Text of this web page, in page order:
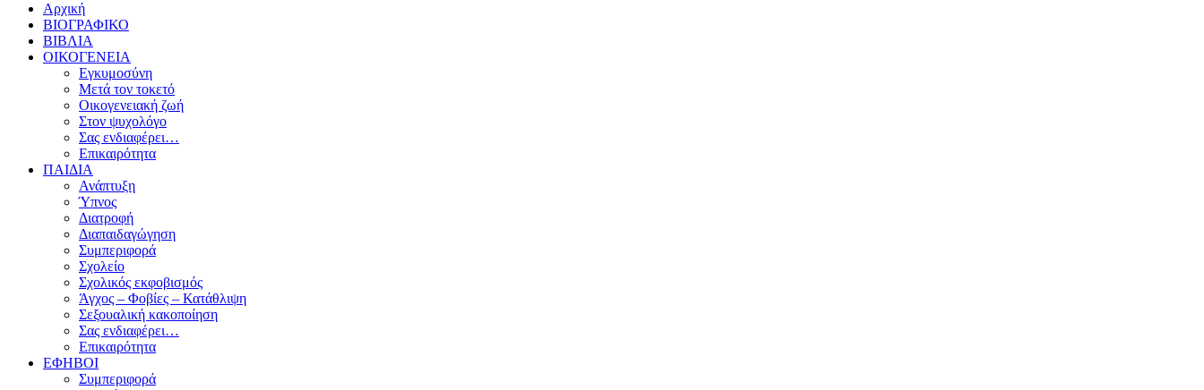
Αρχική
ΒΙΟΓΡΑΦΙΚΟ
ΒΙΒΛΙΑ
ΟΙΚΟΓΕΝΕΙΑ
Εγκυμοσύνη
Μετά τον τοκετό
Οικογενειακή ζωή
Στον ψυχολόγο
Σας ενδιαφέρει…
Επικαιρότητα
ΠΑΙΔΙΑ
Ανάπτυξη
Ύπνος
Διατροφή
Διαπαιδαγώγηση
Συμπεριφορά
Σχολείο
Σχολικός εκφοβισμός
Άγχος – Φοβίες – Κατάθλιψη
Σεξουαλική κακοποίηση
Σας ενδιαφέρει…
Επικαιρότητα
ΕΦΗΒΟΙ
Συμπεριφορά